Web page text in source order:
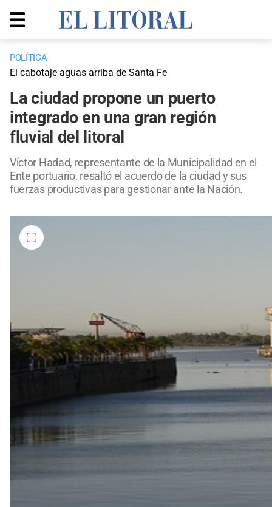
POLÍTICA
El cabotaje aguas arriba de Santa Fe
La ciudad propone un puerto
integrado en una gran región
fluvial del litoral
Víctor Hadad, representante de la Municipalidad en el
Ente portuario, resaltó el acuerdo de la ciudad y sus
fuerzas productivas para gestionar ante la Nación.